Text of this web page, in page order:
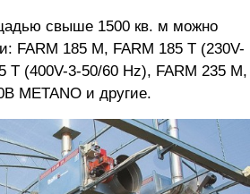
свыше 1500 кв. м можно
FARM 185 M, FARM 185 T (230V-
T (400V-3-50/60 Hz), FARM 235 M,
METANO и другие.